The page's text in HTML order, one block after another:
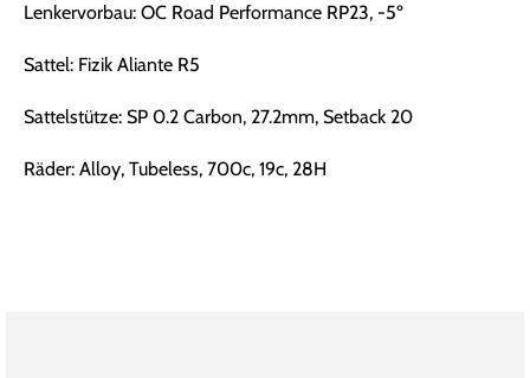
Lenkervorbau: OC Road Performance RP23, -5º
Sattel: Fizik Aliante R5
Sattelstütze: SP 0.2 Carbon, 27.2mm, Setback 20
Räder: Alloy, Tubeless, 700c, 19c, 28H